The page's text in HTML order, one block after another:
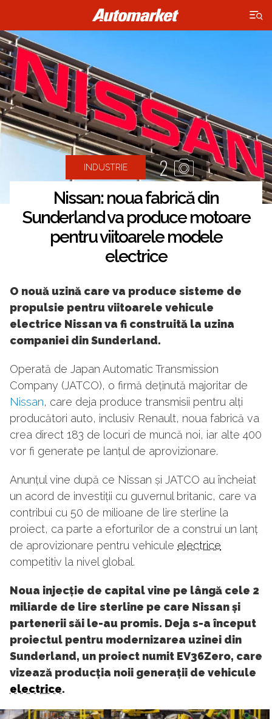
×
INDUSTRIE 2
Nissan: noua fabrică din
Sunderland va produce motoare
pentru viitoarele modele
electrice
O nouă uzină care va produce sisteme de
propulsie pentru viitoarele vehicule
electrice Nissan va fi construită la uzina
companiei din Sunderland.
Operată de Japan Automatic Transmission
Company (JATCO), o firmă deținută majoritar de
Nissan, care deja produce transmisii pentru alți
producători auto, inclusiv Renault, noua fabrică va
crea direct 183 de locuri de muncă noi, iar alte 400
vor fi generate pe lanțul de aprovizionare.
Anunțul vine după ce Nissan și JATCO au încheiat
un acord de investiții cu guvernul britanic, care va
contribui cu 50 de milioane de lire sterline la
proiect, ca parte a eforturilor de a construi un lanț
de aprovizionare pentru vehicule electrice
competitiv la nivel global.
Noua injecție de capital vine pe lângă cele 2
miliarde de lire sterline pe care Nissan și
partenerii săi le-au promis. Deja s-a început
proiectul pentru modernizarea uzinei din
Sunderland, un proiect numit EV36Zero, care
vizează producția noii generații de vehicule
electrice.